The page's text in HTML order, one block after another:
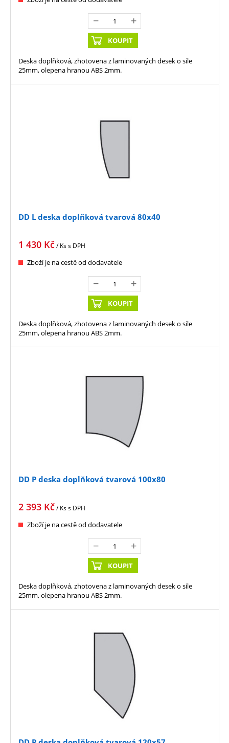
KOUPIT
Deska doplňková, zhotovena z laminovaných desek o síle
25mm, olepena hranou ABS 2mm.
DD L deska doplňková tvarová 80x40
1 430 Kč/ Kss DPH
Zboží je na cestě od dodavatele
KOUPIT
Deska doplňková, zhotovena z laminovaných desek o síle
25mm, olepena hranou ABS 2mm.
DD P deska doplňková tvarová 100x80
2 393 Kč/ Kss DPH
Zboží je na cestě od dodavatele
KOUPIT
Deska doplňková, zhotovena z laminovaných desek o síle
25mm, olepena hranou ABS 2mm.